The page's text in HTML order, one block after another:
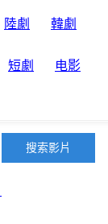
陸劇 韓劇
短劇 电影